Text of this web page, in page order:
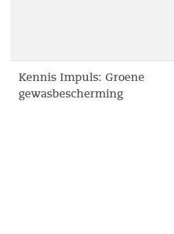
Kennis Impuls: Groene
gewasbescherming